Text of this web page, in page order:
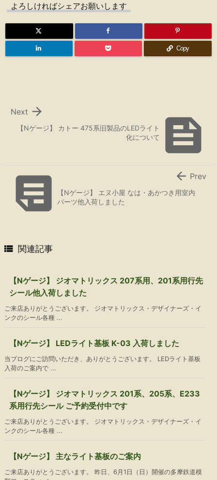
よろしければシェアお願いします
Copy

【Nゲージ】 カトー 475系旧製品のLEDライト
化について

Next
 【Nゲージ】 エヌ小屋 なは・あかつき用室内
パーツ他入荷しました
 Prev
 関連記事
【Nゲージ】 ジオマトリックス 207系用、201系用行先
シール他入荷しました
ご来店ありがとうございます。 ジオマトリックス・デザイナーズ・イ
ンクのシール各種 ...
【Nゲージ】 LEDライト基板 K-03 入荷しました
当ブログにご訪問いただき、ありがとうございます。 LEDライト基板
入荷のご案内で ...
【Nゲージ】 ジオマトリックス 201系、205系、E233
系用行先シール ご予約受付中です
ご来店ありがとうございます。 ジオマトリックス・デザイナーズ・イ
ンクのシール各種 ...
【Nゲージ】 主なライト基板のご案内
ご来店ありがとうございます。 昨日、6月1日（日）開催の多摩鉄道模